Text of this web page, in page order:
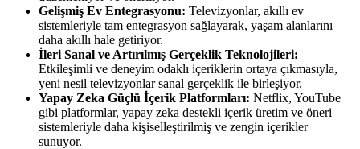
Gelişmiş Ev Entegrasyonu: Televizyonlar, akıllı ev
sistemleriyle tam entegrasyon sağlayarak, yaşam alanlarını
daha akıllı hale getiriyor.
İleri Sanal ve Artırılmış Gerçeklik Teknolojileri:
Etkileşimli ve deneyim odaklı içeriklerin ortaya çıkmasıyla,
yeni nesil televizyonlar sanal gerçeklik ile birleşiyor.
Yapay Zeka Güçlü İçerik Platformları: Netflix, YouTube
gibi platformlar, yapay zeka destekli içerik üretim ve öneri
sistemleriyle daha kişiselleştirilmiş ve zengin içerikler
sunuyor.